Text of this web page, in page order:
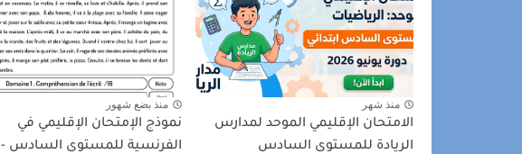
منذ شهر
الامتحان الإقليمي الموحد لمدارس
الريادة للمستوى السادس
منذ بضع شهور
نموذج الإمتحان الإقليمي في
الفرنسية للمستوى السادس -